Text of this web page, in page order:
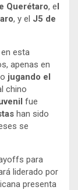
Querétaro, el
, y el J5 de
esta
apenas en
jugando el
chino
fue
han sido
se
para
liderado por
presenta